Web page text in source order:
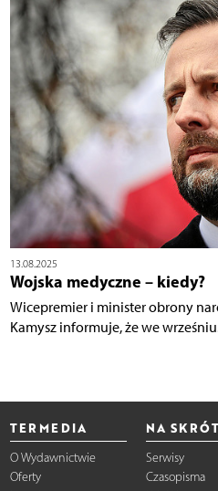
13.08.2025
Wojska medyczne – kiedy?
Wicepremier i minister obrony
Kamysz informuje, że we
TERMEDIA
O Wydawnictwie
Oferty
NA
Serwisy
Czasopisma